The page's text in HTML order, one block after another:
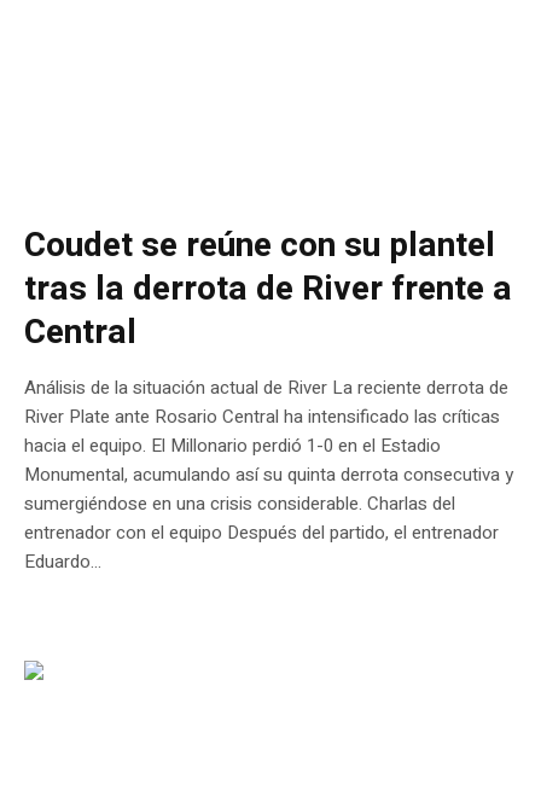
Coudet se reúne con su plantel
tras la derrota de River frente a
Central
Análisis de la situación actual de River La reciente derrota de
River Plate ante Rosario Central ha intensificado las críticas
hacia el equipo. El Millonario perdió 1-0 en el Estadio
Monumental, acumulando así su quinta derrota consecutiva y
sumergiéndose en una crisis considerable. Charlas del
entrenador con el equipo Después del partido, el entrenador
Eduardo...